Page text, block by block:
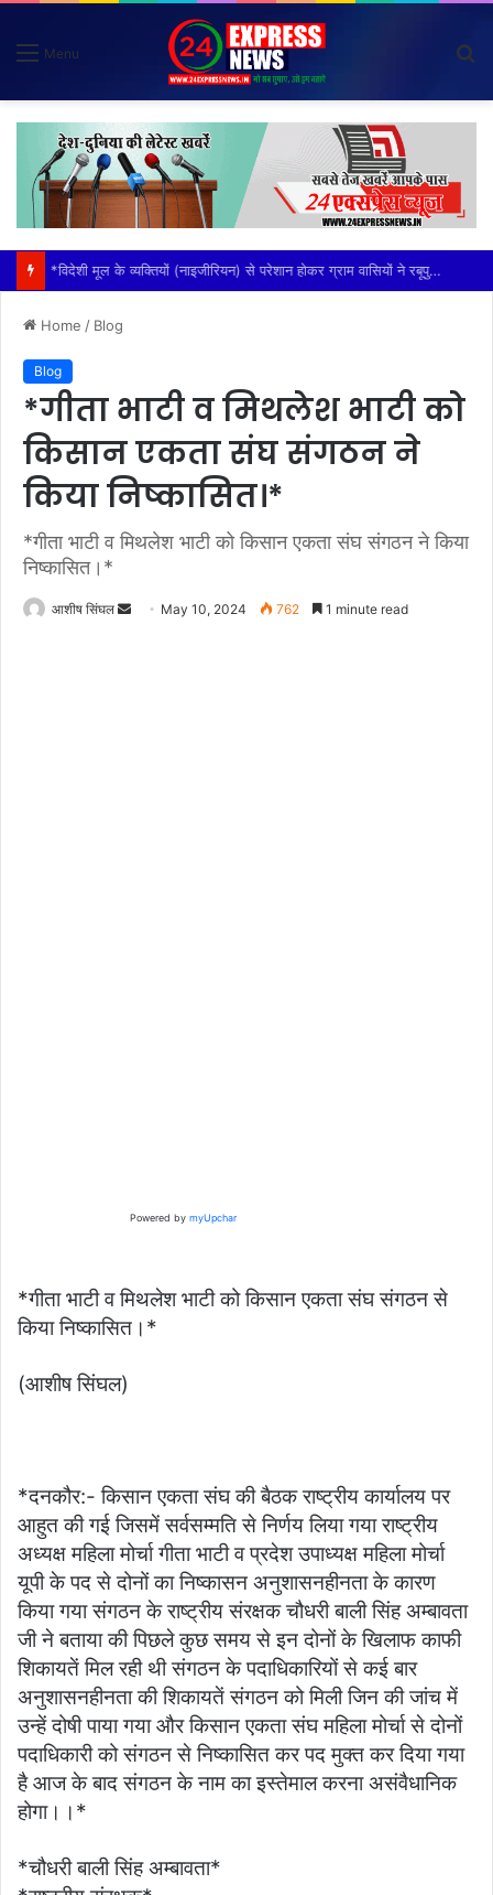
Menu
*टोल इंचार्ज के बिगड़े बोल किसान संगठनों में उबाल*
Home / Blog
Blog
*गीता भाटी व मिथलेश भाटी को
किसान एकता संघ संगठन ने
किया निष्कासित।*
*गीता भाटी व मिथलेश भाटी को किसान एकता संघ संगठन ने किया
निष्कासित।*
आशीष सिंघल
Send May 10, 2024 762 1 minute read
Powered bymyUpchar
*गीता भाटी व मिथलेश भाटी को किसान एकता संघ संगठन से
किया निष्कासित।*
(आशीष सिंघल)
*दनकौर:- किसान एकता संघ की बैठक राष्ट्रीय कार्यालय पर
आहुत की गई जिसमें सर्वसम्मति से निर्णय लिया गया राष्ट्रीय
अध्यक्ष महिला मोर्चा गीता भाटी व प्रदेश उपाध्यक्ष महिला मोर्चा
यूपी के पद से दोनों का निष्कासन अनुशासनहीनता के कारण
किया गया संगठन के राष्ट्रीय संरक्षक चौधरी बाली सिंह अम्बावता
जी ने बताया की पिछले कुछ समय से इन दोनों के खिलाफ काफी
शिकायतें मिल रही थी संगठन के पदाधिकारियों से कई बार
अनुशासनहीनता की शिकायतें संगठन को मिली जिन की जांच में
उन्हें दोषी पाया गया और किसान एकता संघ महिला मोर्चा से दोनों
पदाधिकारी को संगठन से निष्कासित कर पद मुक्त कर दिया गया
है आज के बाद संगठन के नाम का इस्तेमाल करना असंवैधानिक
होगा।।*
*चौधरी बाली सिंह अम्बावता*